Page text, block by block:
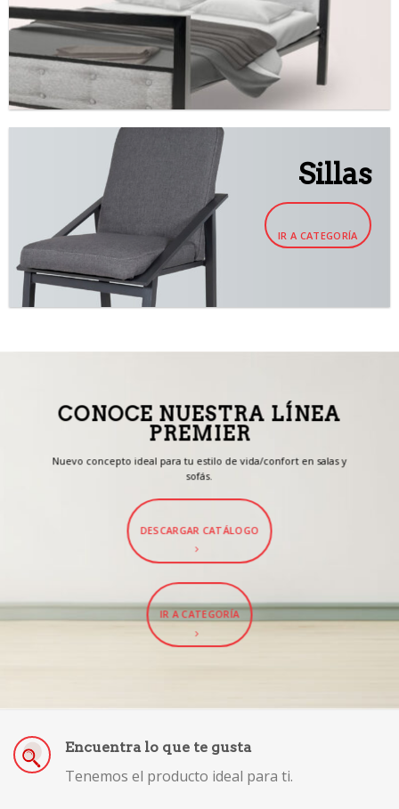
Sillas
IR A CATEGORÍA
CONOCE NUESTRA LÍNEA
PREMIER
Nuevo concepto ideal para tu estilo de vida/confort en salas y
sofás.
DESCARGAR CATÁLOGO
IR A CATEGORÍA
Encuentra lo que te gusta
Tenemos el producto ideal para ti.